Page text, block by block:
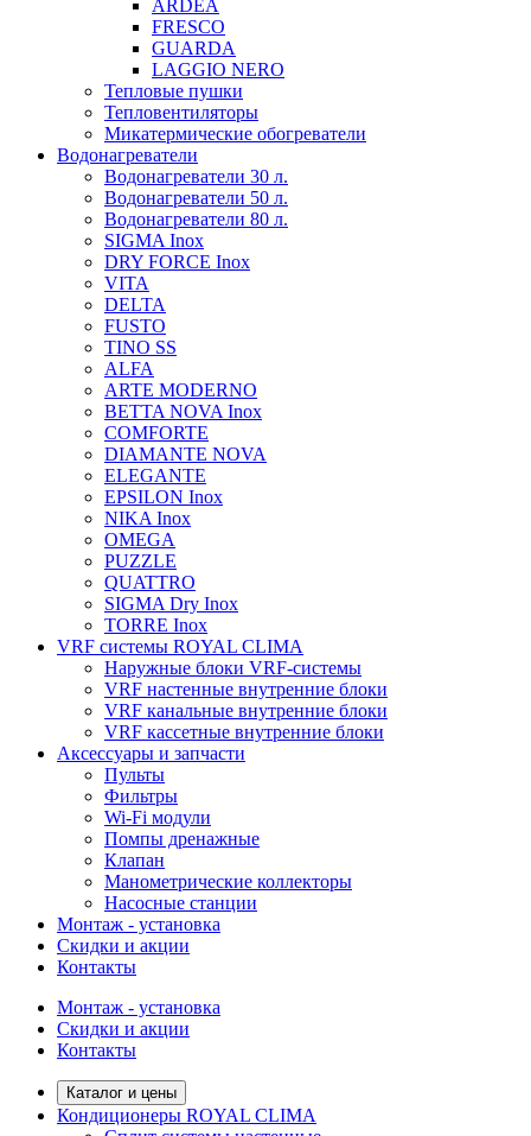
ARDEA
FRESCO
GUARDA
LAGGIO NERO
Тепловые пушки
Тепловентиляторы
Микатермические обогреватели
Водонагреватели
Водонагреватели 30 л.
Водонагреватели 50 л.
Водонагреватели 80 л.
SIGMA Inox
DRY FORCE Inox
VITA
DELTA
FUSTO
TINO SS
ALFA
ARTE MODERNO
BETTA NOVA Inox
COMFORTE
DIAMANTE NOVA
ELEGANTE
EPSILON Inox
NIKA Inox
OMEGA
PUZZLE
QUATTRO
SIGMA Dry Inox
TORRE Inox
VRF системы ROYAL CLIMA
Наружные блоки VRF-системы
VRF настенные внутренние блоки
VRF канальные внутренние блоки
VRF кассетные внутренние блоки
Аксессуары и запчасти
Пульты
Фильтры
Wi-Fi модули
Помпы дренажные
Клапан
Манометрические коллекторы
Насосные станции
Монтаж - установка
Скидки и акции
Контакты
Монтаж - установка
Скидки и акции
Контакты
Каталог и цены
Кондиционеры ROYAL CLIMA